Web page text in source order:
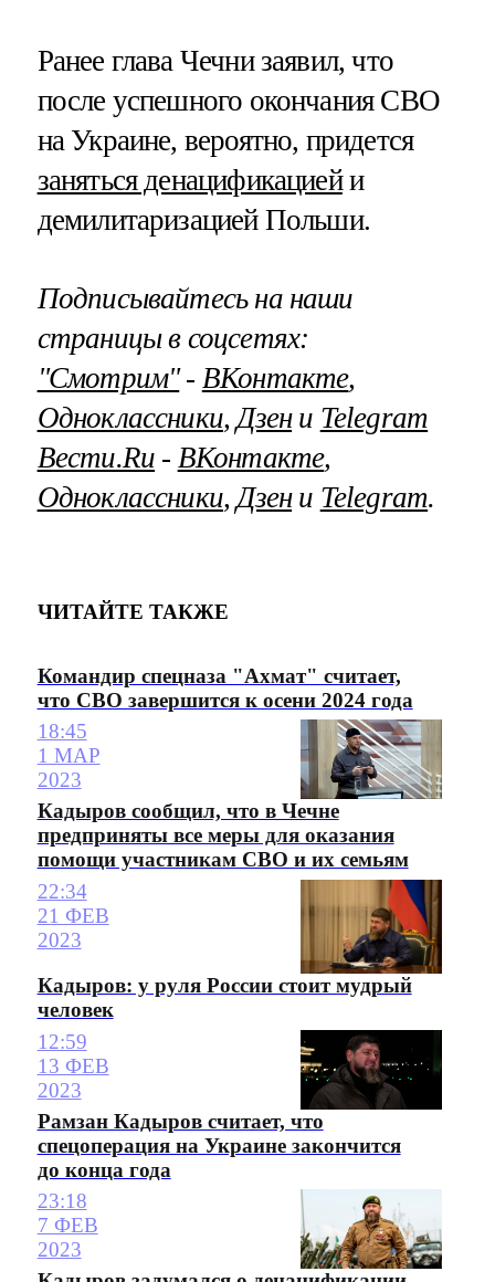
Ранее глава Чечни заявил, что
после успешного окончания СВО
на Украине, вероятно, придется
заняться денацификациейи
демилитаризацией Польши.
Подписывайтесь на наши
страницы в соцсетях:
"Смотрим"‐ ВКонтакте,
Одноклассники, Дзени Telegram
Вести.Ru ‐ ВКонтакте,
Одноклассники, Дзени Telegram.
ЧИТАЙТЕ ТАКЖЕ
Командир спецназа "Ахмат" считает,
что СВО завершится к осени 2024 года
18:45
1 МАР
2023
Кадыров сообщил, что в Чечне
предприняты все меры для оказания
помощи участникам СВО и их семьям
22:34
21 ФЕВ
2023
Кадыров: у руля России стоит мудрый
человек
12:59
13 ФЕВ
2023
Рамзан Кадыров считает, что
спецоперация на Украине закончится
до конца года
23:18
7 ФЕВ
2023